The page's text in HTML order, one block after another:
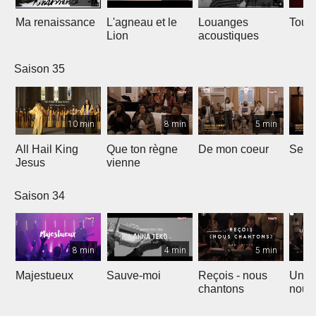
Ma renaissance
L'agneau et le
Lion
Louanges
acoustiques
Tout
Saison 35
10 min
All Hail King
Jesus
8 min
Que ton règne
vienne
5 min
De mon coeur
Saison 34
8 min
Majestueux
4 min
Sauve-moi
5 min
Reçois - nous
chantons
Un